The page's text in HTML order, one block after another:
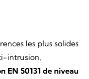
les plus solides
intrusion,
EN 50131 de niveau